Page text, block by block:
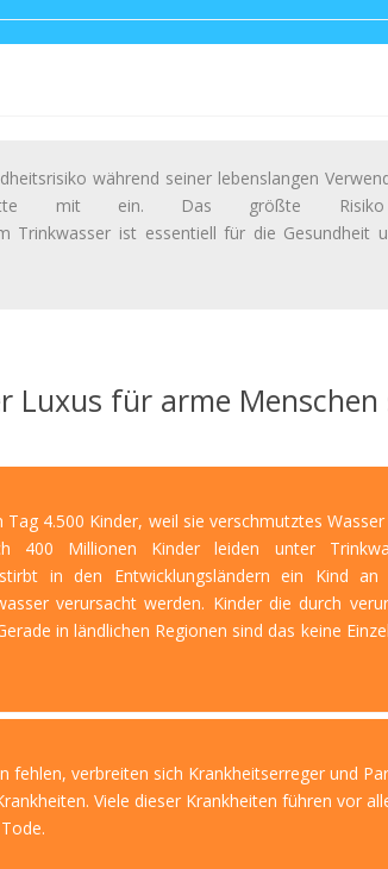
während seiner lebenslangen
mit ein. Das größte
Trinkwasser ist essentiell für die Gesundheit
Luxus für arme Menschen
4.500 Kinder, weil sie verschmutztes
400 Millionen Kinder leiden unter
in den Entwicklungsländern ein Kind
verursacht werden. Kinder die durch
in ländlichen Regionen sind das keine
fehlen, verbreiten sich Krankheitserreger und
Viele dieser Krankheiten führen vor